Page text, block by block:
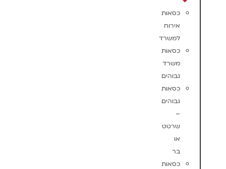
כסאות
אירוח
למשרד
כסאות
משרד
גבוהים
כסאות
גבוהים
–
שרטט
או
בר
כסאות